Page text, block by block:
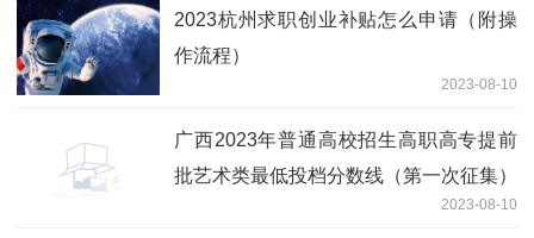
2023杭州求职创业补贴怎么申请（附操
作流程）
2023-08-10
广西2023年普通高校招生高职高专提前
批艺术类最低投档分数线（第一次征集）
2023-08-10